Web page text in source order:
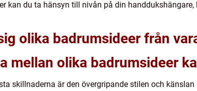
kan du ta hänsyn till nivån på din
olika badrumsideer från
mellan olika badrumsideer
skillnaderna är den övergripande stilen och